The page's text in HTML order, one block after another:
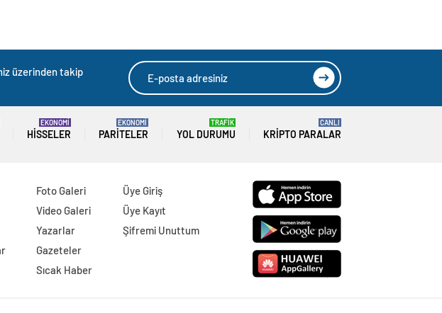
üzerinden takip
HISSELER
EKONOMİ
PARITELER
EKONOMİ
YOL DURUMU
TRAFİK
KRIPTO PARALAR
CANLI
Foto Galeri
Video Galeri
Yazarlar
Gazeteler
Sıcak Haber
Üye Giriş
Üye Kayıt
Şifremi Unuttum